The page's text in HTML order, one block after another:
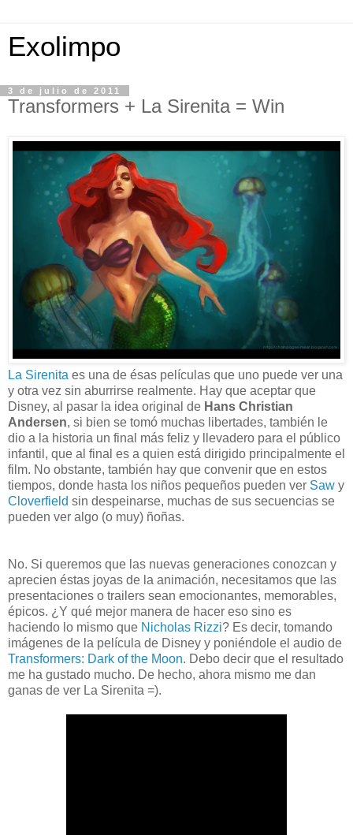
Exolimpo
3 de julio de 2011
Transformers + La Sirenita = Win
La Sirenita es una de ésas películas que uno puede ver una
y otra vez sin aburrirse realmente. Hay que aceptar que
Disney, al pasar la idea original de Hans Christian
Andersen, si bien se tomó muchas libertades, también le
dio a la historia un final más feliz y llevadero para el público
infantil, que al final es a quien está dirigido principalmente el
film. No obstante, también hay que convenir que en estos
tiempos, donde hasta los niños pequeños pueden ver Saw y
Cloverfield sin despeinarse, muchas de sus secuencias se
pueden ver algo (o muy) ñoñas.
No. Si queremos que las nuevas generaciones conozcan y
aprecien éstas joyas de la animación, necesitamos que las
presentaciones o trailers sean emocionantes, memorables,
épicos. ¿Y qué mejor manera de hacer eso sino es
haciendo lo mismo que Nicholas Rizzi? Es decir, tomando
imágenes de la película de Disney y poniéndole el audio de
Transformers: Dark of the Moon. Debo decir que el resultado
me ha gustado mucho. De hecho, ahora mismo me dan
ganas de ver La Sirenita =).